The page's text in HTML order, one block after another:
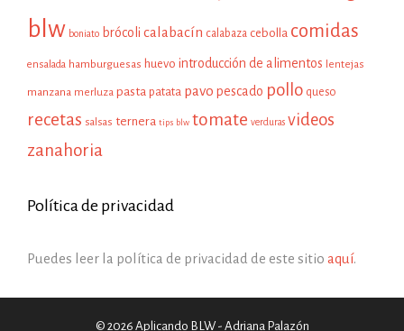
blw boniato brócoli calabacín calabaza cebolla comidas
ensalada hamburguesas huevo introducción de alimentos lentejas
manzana merluza pasta patata pavo pescado pollo queso
recetas salsas ternera tips blw tomate verduras videos
zanahoria
Política de privacidad
Puedes leer la política de privacidad de este sitio aquí.
© 2026 Aplicando BLW - Adriana Palazón